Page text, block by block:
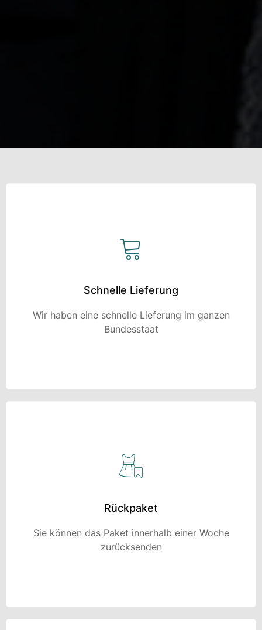
Schnelle Lieferung
Wir haben eine schnelle Lieferung im ganzen
Bundesstaat
Rückpaket
Sie können das Paket innerhalb einer Woche
zurücksenden